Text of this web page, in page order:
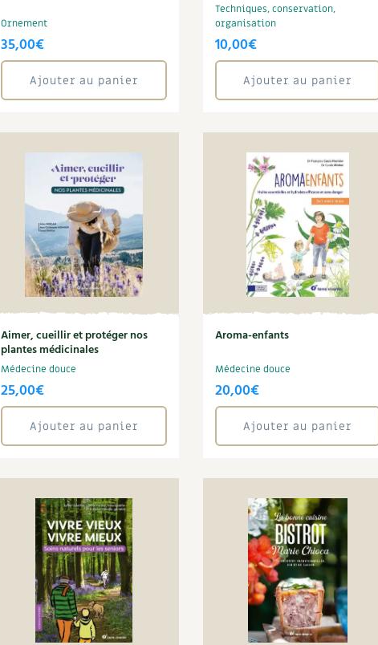
Ornement
35,00€
Ajouter au panier
Techniques, conservation,
organisation
10,00€
Ajouter au panier
Aimer, cueillir et protéger nos
plantes médicinales
Médecine douce
25,00€
Ajouter au panier
Aroma-enfants
Médecine douce
20,00€
Ajouter au panier